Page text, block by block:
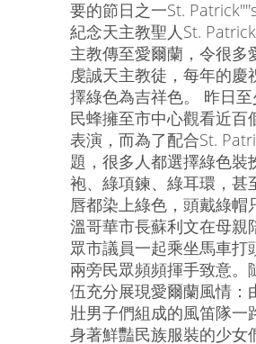
要的節日之一St.
紀念天主教聖人St.
主教傳至愛爾蘭，令很多
虔誠天主教徒，每年的慶
擇綠色為吉祥色。 昨日
民蜂擁至市中心觀看近百
表演，而為了配合St.
題，很多人都選擇綠色裝
袍、綠項鍊、綠耳環，甚
唇都染上綠色，頭戴綠帽
溫哥華市長蘇利文在母親
眾市議員一起乘坐馬車打
兩旁民眾頻頻揮手致意。
伍充分展現愛爾蘭風情：
壯男子們組成的風笛隊一
身著鮮豔民族服裝的少女